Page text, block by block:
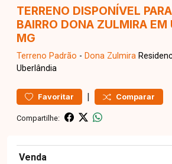
TERRENO DISPONÍVEL
BAIRRO DONA ZULMIRA EM
MG
Terreno Padrão - Dona Zulmira
Uberlândia
Favoritar | Comparar
Compartilhe:
Venda